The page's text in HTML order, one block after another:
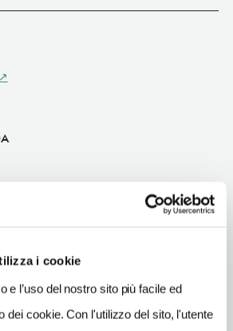
i cookie
e l’uso del nostro sito più facile ed
dei cookie. Con l'utilizzo del sito, l'utente